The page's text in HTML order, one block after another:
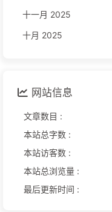
十一月 2025
十月 2025
网站信息
文章数目 :
本站总字数 :
本站访客数 :
本站总浏览量 :
最后更新时间 :